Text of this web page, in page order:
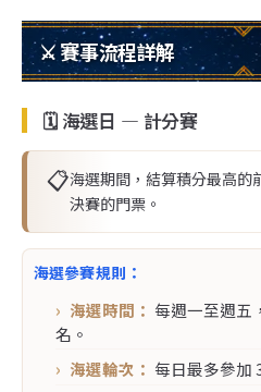
⚔️ 賽事流程詳解
🗓️ 海選日 — 計分賽
📋海選期間，結算積分最高的
決賽的門票。
海選參賽規則：
海選時間： 每週一至週五
名。
海選輪次： 每日最多參加